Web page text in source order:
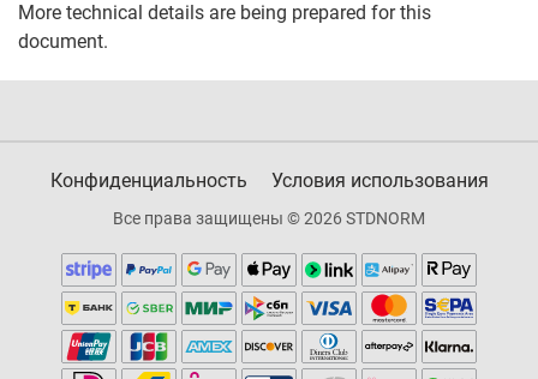
More technical details are being prepared for this
document.
Конфиденциальность Условия использования
Все права защищены © 2026 STDNORM